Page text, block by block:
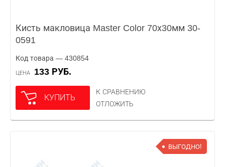
Кисть макловица Master Color 70х30мм 30-
0591
Код товара — 430854
ЦЕНА 133 РУБ.
КУПИТЬ
К СРАВНЕНИЮ
ОТЛОЖИТЬ
ВЫГОДНО!